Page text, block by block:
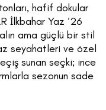
hafif dokular
İlkbahar Yaz ’26
ama güçlü bir stil
seyahatleri ve özel
sunan seçki; ince
sezonun sade